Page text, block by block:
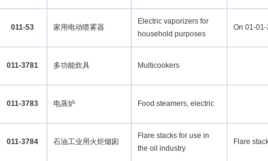
011-53 家用电动喷雾器
Electric vaporizers for
household purposes
On 01-
011-3781 多功能炊具 Multicookers
011-3783 电蒸炉 Food steamers, electric
011-3784 石油工业用火炬烟囱
Flare stacks for use in
the oil industry
Flare